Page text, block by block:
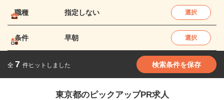
職種 指定しない 選択
条件 早朝 選択
全 7 件ヒットしました 検索条件を保存
東京都のピックアップPR求人